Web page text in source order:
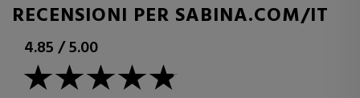
RECENSIONI PER SABINA.COM/IT
4.85/5.00